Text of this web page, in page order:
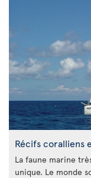
Récifs coralliens
La faune marine
unique. Le monde